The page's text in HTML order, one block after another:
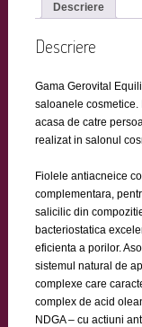
Descriere
Descriere
Gama Gerovital
saloanele cosmetice.
acasa de catre
realizat in salonul
Fiolele antiacneice
complementara,
salicilic din
bacteriostatica
eficienta a porilor.
sistemul natural de
complexe care
complex de acid
NDGA – cu actiuni